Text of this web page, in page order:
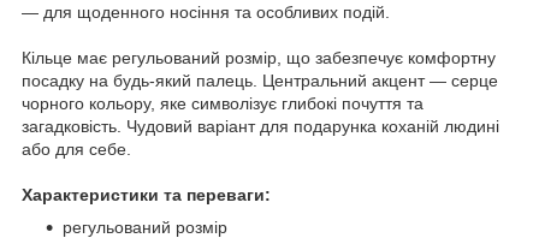
— для щоденного носіння та особливих подій.
Кільце має регульований розмір, що забезпечує комфортну
посадку на будь-який палець. Центральний акцент — серце
чорного кольору, яке символізує глибокі почуття та
загадковість. Чудовий варіант для подарунка коханій людині
або для себе.
Характеристики та переваги:
регульований розмір